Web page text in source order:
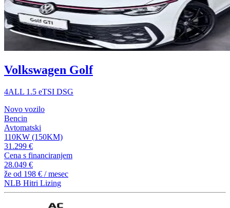
Volkswagen Golf
4ALL 1.5 eTSI DSG
Novo vozilo
Bencin
Avtomatski
110KW (150KM)
31.299 €
Cena s financiranjem
28.049 €
že od 198 € / mesec
NLB Hitri Lizing